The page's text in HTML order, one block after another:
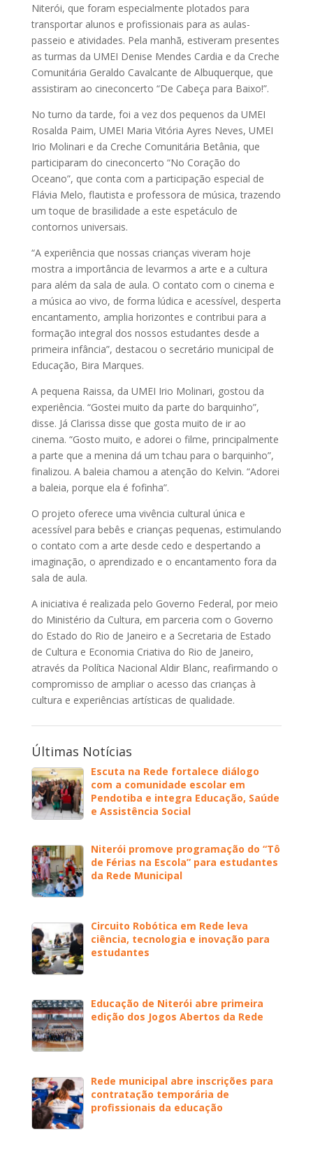
Niterói, que foram especialmente plotados para
transportar alunos e profissionais para as aulas-
passeio e atividades. Pela manhã, estiveram presentes
as turmas da UMEI Denise Mendes Cardia e da Creche
Comunitária Geraldo Cavalcante de Albuquerque, que
assistiram ao cineconcerto “De Cabeça para Baixo!”.
No turno da tarde, foi a vez dos pequenos da UMEI
Rosalda Paim, UMEI Maria Vitória Ayres Neves, UMEI
Irio Molinari e da Creche Comunitária Betânia, que
participaram do cineconcerto “No Coração do
Oceano”, que conta com a participação especial de
Flávia Melo, flautista e professora de música, trazendo
um toque de brasilidade a este espetáculo de
contornos universais.
“A experiência que nossas crianças viveram hoje
mostra a importância de levarmos a arte e a cultura
para além da sala de aula. O contato com o cinema e
a música ao vivo, de forma lúdica e acessível, desperta
encantamento, amplia horizontes e contribui para a
formação integral dos nossos estudantes desde a
primeira infância”, destacou o secretário municipal de
Educação, Bira Marques.
A pequena Raissa, da UMEI Irio Molinari, gostou da
experiência. “Gostei muito da parte do barquinho”,
disse. Já Clarissa disse que gosta muito de ir ao
cinema. “Gosto muito, e adorei o filme, principalmente
a parte que a menina dá um tchau para o barquinho”,
finalizou. A baleia chamou a atenção do Kelvin. “Adorei
a baleia, porque ela é fofinha”.
O projeto oferece uma vivência cultural única e
acessível para bebês e crianças pequenas, estimulando
o contato com a arte desde cedo e despertando a
imaginação, o aprendizado e o encantamento fora da
sala de aula.
A iniciativa é realizada pelo Governo Federal, por meio
do Ministério da Cultura, em parceria com o Governo
do Estado do Rio de Janeiro e a Secretaria de Estado
de Cultura e Economia Criativa do Rio de Janeiro,
através da Política Nacional Aldir Blanc, reafirmando o
compromisso de ampliar o acesso das crianças à
cultura e experiências artísticas de qualidade.
Últimas Notícias
Escuta na Rede fortalece diálogo
com a comunidade escolar em
Pendotiba e integra Educação, Saúde
e Assistência Social
Niterói promove programação do “Tô
de Férias na Escola” para estudantes
da Rede Municipal
Circuito Robótica em Rede leva
ciência, tecnologia e inovação para
estudantes
Educação de Niterói abre primeira
edição dos Jogos Abertos da Rede
Rede municipal abre inscrições para
contratação temporária de
profissionais da educação